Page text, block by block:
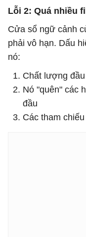
Lỗi 2: Quá nhiều
Cửa sổ ngữ cảnh
phải vô hạn. Dấu
nó:
Chất lượng
Nó "quên" các
đầu
Các tham